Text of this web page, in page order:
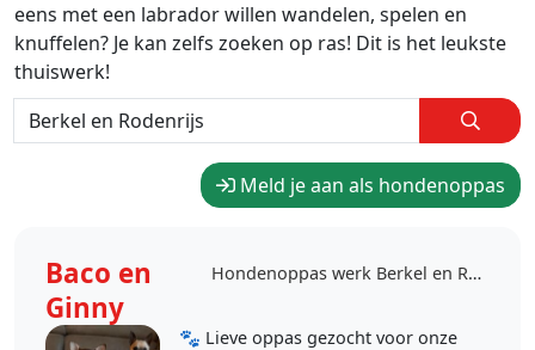
eens met een labrador willen wandelen, spelen en
knuffelen? Je kan zelfs zoeken op ras! Dit is het leukste
thuiswerk!
Meld je aan als hondenoppas
Baco en
Ginny
Hondenoppas werk Berkel en Rodenrijs
🐾 Lieve oppas gezocht voor onze